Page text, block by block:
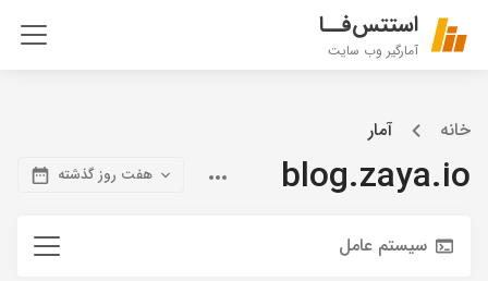
استتس‌فــا
آمارگیر وب سایت
خانه آمار
blog.zaya.io هفت روز گذشته
سیستم عامل